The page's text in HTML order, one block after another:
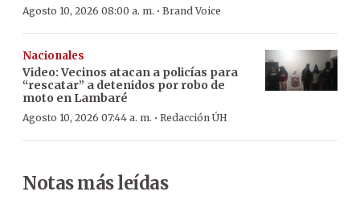
Agosto 10, 2026 08:00 a. m. · Brand Voice
Nacionales
Video: Vecinos atacan a policías para
“rescatar” a detenidos por robo de
moto en Lambaré
Agosto 10, 2026 07:44 a. m. · Redacción ÚH
Notas más leídas